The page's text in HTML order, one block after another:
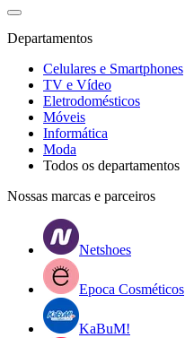
Departamentos
Celulares e Smartphones
TV e Vídeo
Eletrodomésticos
Móveis
Informática
Moda
Todos os departamentos
Nossas marcas e parceiros
Netshoes
Epoca Cosméticos
KaBuM!